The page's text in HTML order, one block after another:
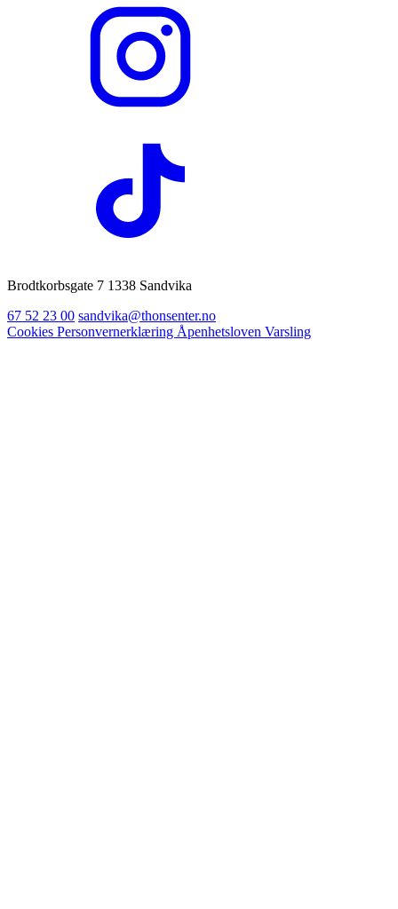
Brodtkorbsgate 7 1338 Sandvika
67 52 23 00 sandvika@thonsenter.no
Cookies Personvernerklæring Åpenhetsloven Varsling